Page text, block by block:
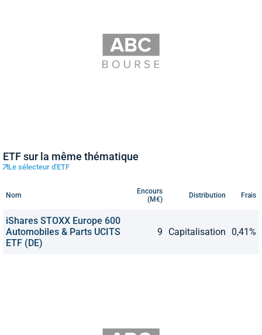
ETF sur la même thématique
Le sélecteur d'ETF
Nom
Encours
(M€)
Distribution Frais
iShares STOXX Europe 600
Automobiles & Parts UCITS
ETF (DE)
9 Capitalisation 0,41%